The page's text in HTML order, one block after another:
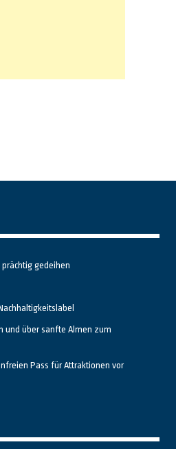
gedeihen
und über sanfte Almen zum
Pass für Attraktionen vor